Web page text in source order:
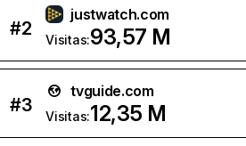
#2
justwatch.com
Visitas:93,57 M
#3
tvguide.com
Visitas:12,35 M